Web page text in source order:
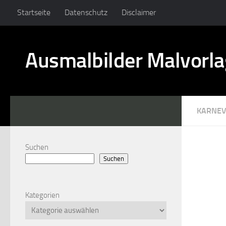
Startseite Datenschutz Disclaimer
Ausmalbilder
Suchen
Suchen
Kategorien